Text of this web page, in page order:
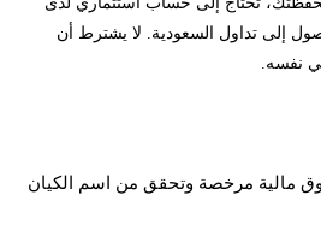
إلى تداول السعودية. لا يشترط أن
نفسه.
مالية مرخصة وتحقق من اسم الكيان